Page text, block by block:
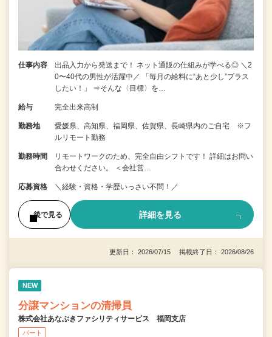
仕事内容
出品入力から発送まで！ ネット通販の仕組みが学べる◎ ＼2
0〜40代の男性が活躍中／ 「毎月の給料に“あと少し”プラス
したい！」 ⇒そんな〈目標〉を…
給与 完全出来高制
勤務地
愛媛県、高知県、福岡県、佐賀県、長崎県内のご自宅 ※フ
ルリモート勤務
勤務時間
リモートワークのため、完全自由シフトです！ 詳細はお問い
合わせください。 ＜会社営…
応募資格 ＼経験・資格・学歴いっさい不問！／
後で見る 詳細を見る
更新日： 2026/07/15 掲載終了日： 2026/08/26
NEW
分譲マンションの清掃員
株式会社あなぶきファシリティサービス 福岡支店
パート